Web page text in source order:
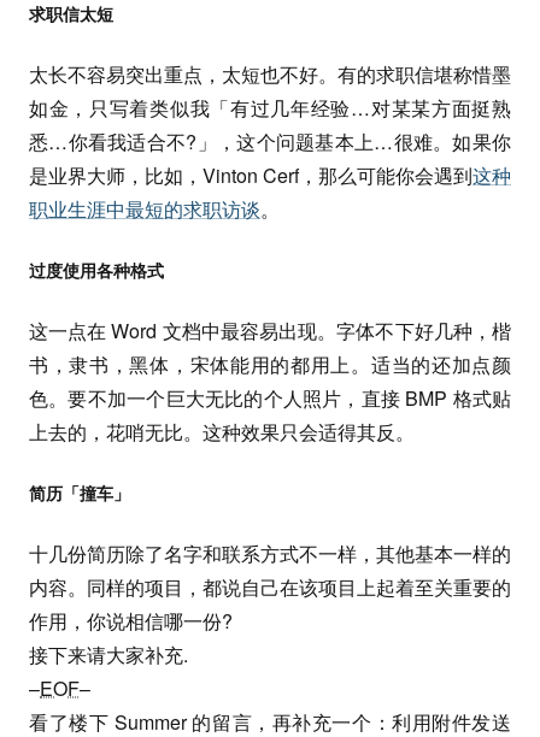
求职信太短
太长不容易突出重点，太短也不好。有的求职信堪称惜墨
如金，只写着类似我「有过几年经验…对某某方面挺熟
悉…你看我适合不?」，这个问题基本上…很难。如果你
是业界大师，比如，Vinton Cerf，那么可能你会遇到这种
职业生涯中最短的求职访谈。
过度使用各种格式
这一点在 Word 文档中最容易出现。字体不下好几种，楷
书，隶书，黑体，宋体能用的都用上。适当的还加点颜
色。要不加一个巨大无比的个人照片，直接 BMP 格式贴
上去的，花哨无比。这种效果只会适得其反。
简历「撞车」
十几份简历除了名字和联系方式不一样，其他基本一样的
内容。同样的项目，都说自己在该项目上起着至关重要的
作用，你说相信哪一份?
接下来请大家补充.
–EOF–
看了楼下 Summer 的留言，再补充一个：利用附件发送